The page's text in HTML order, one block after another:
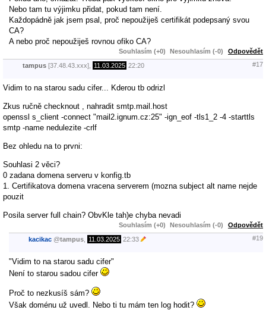
Nebo tam tu výjimku přidat, pokud tam není.
Každopádně jak jsem psal, proč nepoužiješ certifikát podepsaný svou
CA?
A nebo proč nepoužiješ rovnou ofiko CA?
Souhlasím (+0) Nesouhlasím (-0) Odpovědět
tampus [37.48.43.xxx], 11.03.2025 22:20 #17
Vidim to na starou sadu cifer... Kderou tb odrizl
Zkus ručně checknout , nahradit smtp.mail.host
openssl s_client -connect "mail2.ignum.cz:25" -ign_eof -tls1_2 -4 -starttls
smtp -name nedulezite -crlf
Bez ohledu na to prvni:
Souhlasi 2 věci?
0 zadana domena serveru v konfig.tb
1. Certifikatova domena vracena serverem (mozna subject alt name nejde
pouzit
Posila server full chain? ObvKle tah)e chyba nevadi
Souhlasím (+0) Nesouhlasím (-0) Odpovědět
kacikac @tampus 11.03.2025 22:33 #19
"Vidim to na starou sadu cifer"
Není to starou sadou cifer
Proč to nezkusíš sám?
Však doménu už uvedl. Nebo ti tu mám ten log hodit?